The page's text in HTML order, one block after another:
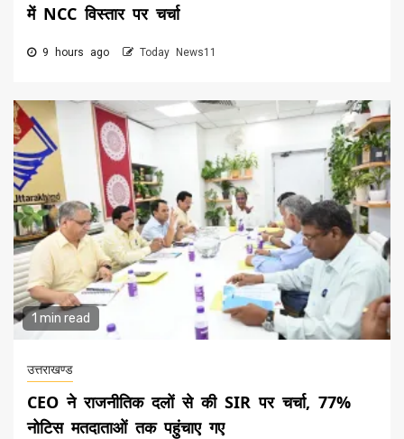
में NCC विस्तार पर चर्चा
9 hours ago Today News11
1 min read
उत्तराखण्ड
CEO ने राजनीतिक दलों से की SIR पर चर्चा, 77%
नोटिस मतदाताओं तक पहुंचाए गए